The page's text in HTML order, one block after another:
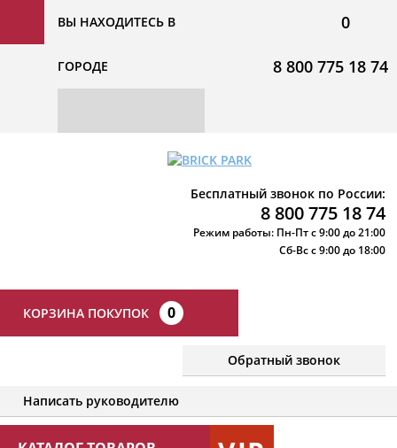
ВЫ НАХОДИТЕСЬ В
ГОРОДЕ
0
8 800 775 18 74
Бесплатный звонок по России:
8 800 775 18 74
Режим работы: Пн-Пт с 9:00 до 21:00
Сб-Вс с 9:00 до 18:00
КОРЗИНА ПОКУПОК 0
Обратный звонок
Написать руководителю